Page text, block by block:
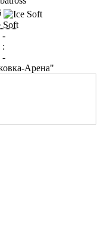
Soft
-
:
-
Арена"